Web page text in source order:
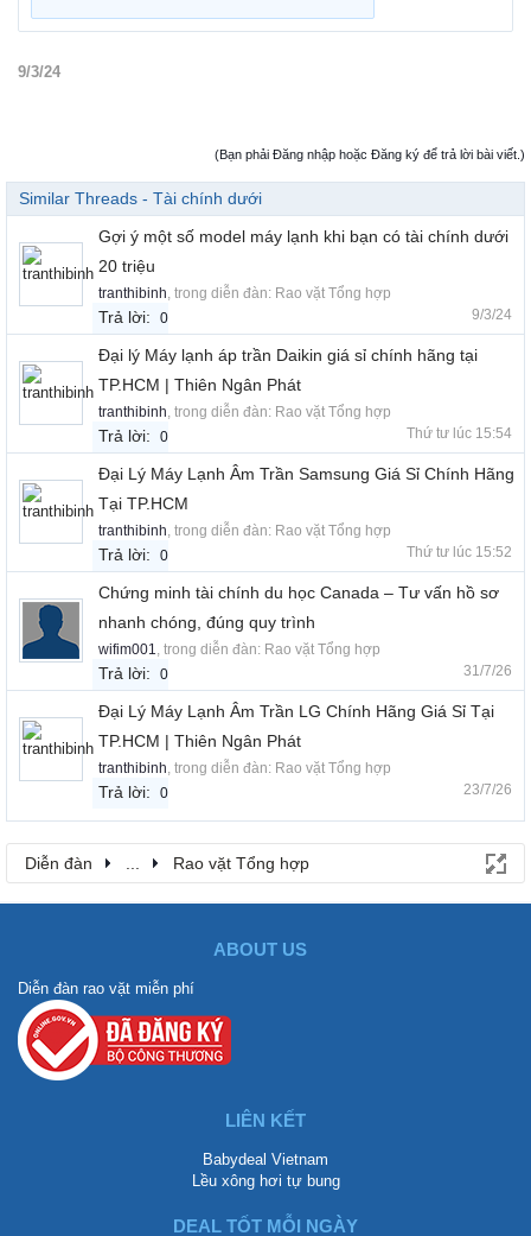
9/3/24
(Bạn phải Đăng nhập hoặc Đăng ký để trả lời bài viết.)
Similar Threads - Tài chính dưới
Gợi ý một số model máy lạnh khi bạn có tài chính dưới
20 triệu
tranthibinh, trong diễn đàn: Rao vặt Tổng hợp
Trả lời: 0 9/3/24
Đại lý Máy lạnh áp trần Daikin giá sỉ chính hãng tại
TP.HCM | Thiên Ngân Phát
tranthibinh, trong diễn đàn: Rao vặt Tổng hợp
Trả lời: 0 Thứ tư lúc 15:54
Đại Lý Máy Lạnh Âm Trần Samsung Giá Sỉ Chính Hãng
Tại TP.HCM
tranthibinh, trong diễn đàn: Rao vặt Tổng hợp
Trả lời: 0 Thứ tư lúc 15:52
Chứng minh tài chính du học Canada – Tư vấn hồ sơ
nhanh chóng, đúng quy trình
wifim001, trong diễn đàn: Rao vặt Tổng hợp
Trả lời: 0 31/7/26
Đại Lý Máy Lạnh Âm Trần LG Chính Hãng Giá Sỉ Tại
TP.HCM | Thiên Ngân Phát
tranthibinh, trong diễn đàn: Rao vặt Tổng hợp
Trả lời: 0 23/7/26
Diễn đàn ... Rao vặt Tổng hợp
ABOUT US
Diễn đàn rao vặt miễn phí
LIÊN KẾT
Babydeal Vietnam
Lều xông hơi tự bung
DEAL TỐT MỖI NGÀY